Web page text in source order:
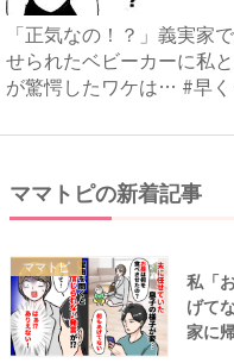
「正気なの！？」義実家
せられたベビーカーに私
が驚愕したワケは… #早く
ママトピの新着記事
ママトピ
私「
げて
家に